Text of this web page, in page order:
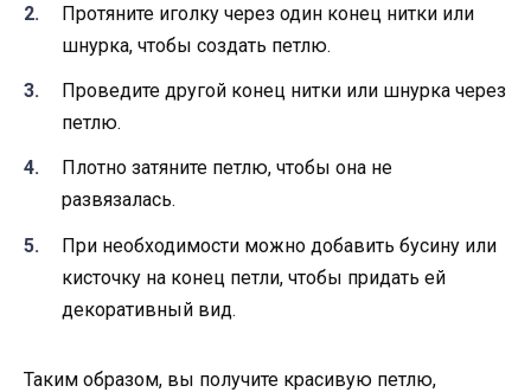
Протяните иголку через один конец нитки или
шнурка, чтобы создать петлю.
Проведите другой конец нитки или шнурка через
петлю.
Плотно затяните петлю, чтобы она не
развязалась.
При необходимости можно добавить бусину или
кисточку на конец петли, чтобы придать ей
декоративный вид.
Таким образом, вы получите красивую петлю,